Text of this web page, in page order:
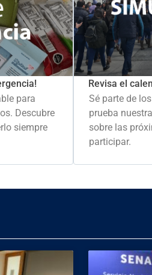
para
Descubre
siempre
Revisa el
Sé parte de
prueba
sobre las
participar.